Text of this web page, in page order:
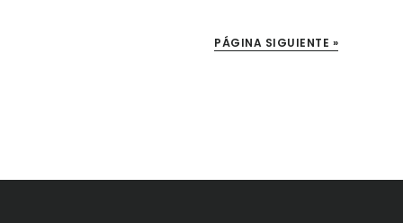
PÁGINA SIGUIENTE »